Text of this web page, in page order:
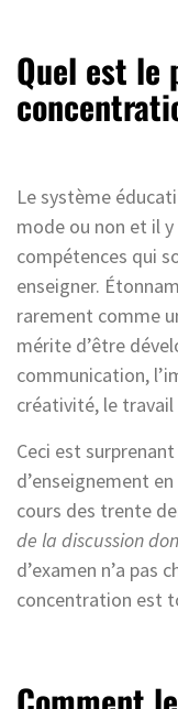
Quel est le
Le système
mode ou non et il
compétences qui
enseigner.
rarement comme
mérite d’être
communication,
créativité, le travail
Ceci est
d’enseignement
cours des trente
de la discussion
d’examen n’a pas
concentration est